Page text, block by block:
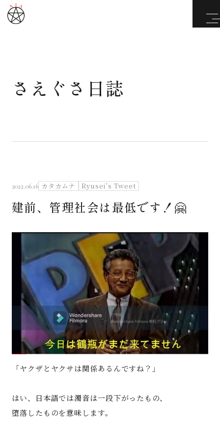
武道と医道
さえぐさ日誌
映像庫
Godo AIAとは
お知らせ
特定商取引法に基づく表記
さえぐさ日誌
2022.06.16 カタカムナ Ryusei's Tweet
建前、管理社会は最低です！🤗
「ヤクザとヤクサは関係あるんですね？」
はい、日本語では濁音は一段下がったもの、
堕落したものを意味します。